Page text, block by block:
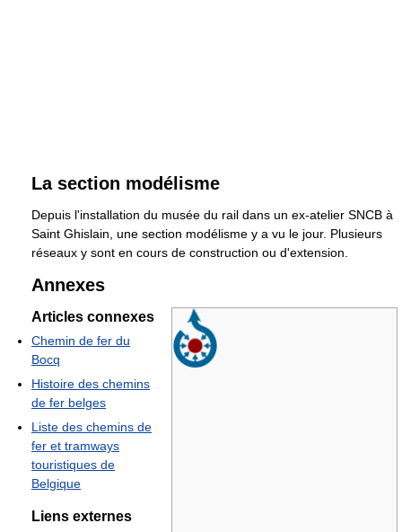
La section modélisme
Depuis l'installation du musée du rail dans un ex-atelier SNCB à
Saint Ghislain, une section modélisme y a vu le jour. Plusieurs
réseaux y sont en cours de construction ou d'extension.
Annexes
Articles connexes
Chemin de fer du
Bocq
Histoire des chemins
de fer belges
Liste des chemins de
fer et tramways
touristiques de
Belgique
Liens externes